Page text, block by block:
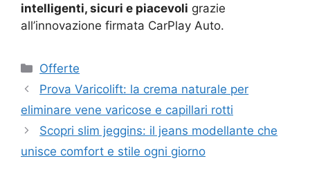
intelligenti, sicuri e piacevoli grazie
all’innovazione firmata CarPlay Auto.
Categorie
Offerte
Prova Varicolift: la crema naturale per
eliminare vene varicose e capillari rotti
Scopri slim jeggins: il jeans modellante che
unisce comfort e stile ogni giorno